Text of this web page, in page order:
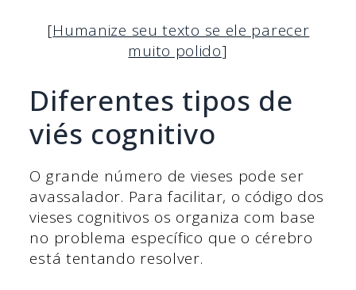
[Humanize seu texto se ele parecer
muito polido]
Diferentes tipos de
viés cognitivo
O grande número de vieses pode ser
avassalador. Para facilitar, o código dos
vieses cognitivos os organiza com base
no problema específico que o cérebro
está tentando resolver.